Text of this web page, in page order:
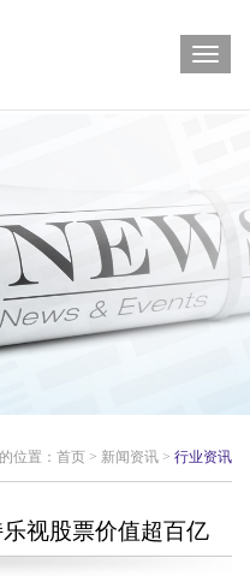
位置： 首页 > 新闻资讯 > 行业资讯
视股票价值超百亿